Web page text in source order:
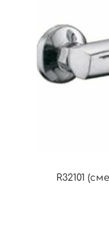
R32101